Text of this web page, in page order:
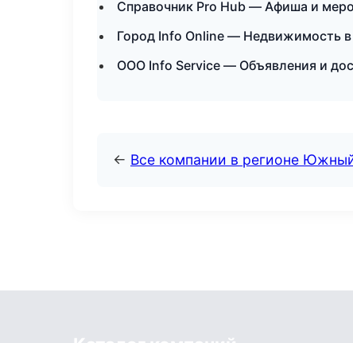
Справочник Pro Hub — Афиша и
Город Info Online — Недвижимость в
ООО Info Service — Объявления и
← Все компании в регионе